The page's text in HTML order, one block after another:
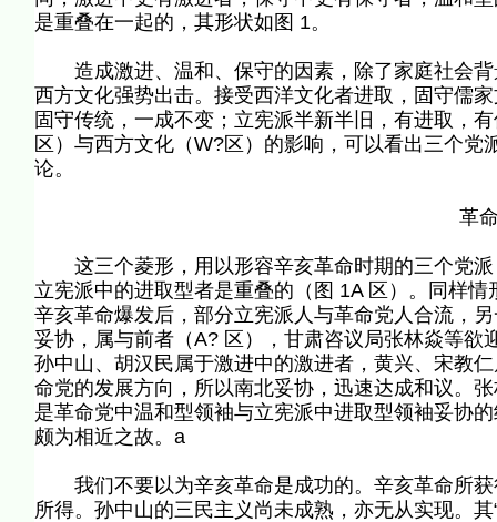
是重叠在一起的，其形状如图 1。
造成激进、温和、保守的因素，除了家庭社会背
西方文化强势出击。接受西洋文化者进取，固守儒
固守传统，一成不变；立宪派半新半旧，有进取，
区）与西方文化（W?区）的影响，可以看出三个
论。
革命
这三个菱形，用以形容辛亥革命时期的三个党派
立宪派中的进取型者是重叠的（图 1A 区）。同样
辛亥革命爆发后，部分立宪派人与革命党人合流，
妥协，属与前者（A? 区），甘肃咨议局张林焱等
孙中山、胡汉民属于激进中的激进者，黄兴、宋教
命党的发展方向，所以南北妥协，迅速达成和议。
是革命党中温和型领袖与立宪派中进取型领袖妥协
颇为相近之故。a
我们不要以为辛亥革命是成功的。辛亥革命所获
所得。孙中山的三民主义尚未成熟，亦无从实现。